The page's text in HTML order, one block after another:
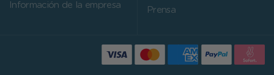
Información de la empresa
Prensa